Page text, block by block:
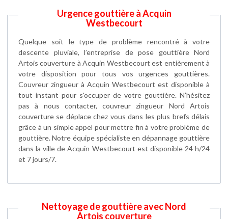
Urgence gouttière à Acquin
Westbecourt
Quelque soit le type de problème rencontré à votre
descente pluviale, l’entreprise de pose gouttière Nord
Artois couverture à Acquin Westbecourt est entièrement à
votre disposition pour tous vos urgences gouttières.
Couvreur zingueur à Acquin Westbecourt est disponible à
tout instant pour s'occuper de votre gouttière. N’hésitez
pas à nous contacter, couvreur zingueur Nord Artois
couverture se déplace chez vous dans les plus brefs délais
grâce à un simple appel pour mettre fin à votre problème de
gouttière. Notre équipe spécialiste en dépannage gouttière
dans la ville de Acquin Westbecourt est disponible 24 h/24
et 7 jours/7.
Nettoyage de gouttière avec Nord
Artois couverture